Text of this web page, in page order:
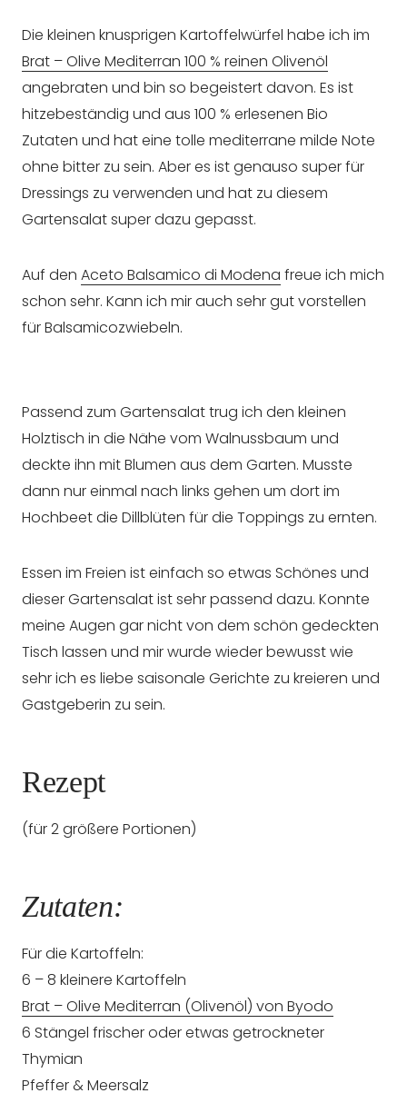
Die kleinen knusprigen Kartoffelwürfel habe ich im
Brat – Olive Mediterran 100 % reinen Olivenöl
angebraten und bin so begeistert davon. Es ist
hitzebeständig und aus 100 % erlesenen Bio
Zutaten und hat eine tolle mediterrane milde Note
ohne bitter zu sein. Aber es ist genauso super für
Dressings zu verwenden und hat zu diesem
Gartensalat super dazu gepasst.
Auf den Aceto Balsamico di Modena freue ich mich
schon sehr. Kann ich mir auch sehr gut vorstellen
für Balsamicozwiebeln.
Passend zum Gartensalat trug ich den kleinen
Holztisch in die Nähe vom Walnussbaum und
deckte ihn mit Blumen aus dem Garten. Musste
dann nur einmal nach links gehen um dort im
Hochbeet die Dillblüten für die Toppings zu ernten.
Essen im Freien ist einfach so etwas Schönes und
dieser Gartensalat ist sehr passend dazu. Konnte
meine Augen gar nicht von dem schön gedeckten
Tisch lassen und mir wurde wieder bewusst wie
sehr ich es liebe saisonale Gerichte zu kreieren und
Gastgeberin zu sein.
Rezept
(für 2 größere Portionen)
Zutaten:
Für die Kartoffeln:
6 – 8 kleinere Kartoffeln
Brat – Olive Mediterran (Olivenöl) von Byodo
6 Stängel frischer oder etwas getrockneter
Thymian
Pfeffer & Meersalz